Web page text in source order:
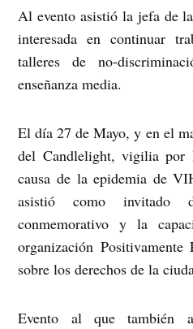
Al evento asistió la jefa de
interesada en continuar
talleres de no-
enseñanza media.
El día 27 de Mayo, y en el
del Candlelight, vigilia por
causa de la epidemia de
asistió como
conmemorativo y la
organización Positivamente
sobre los derechos de la
Evento al que también